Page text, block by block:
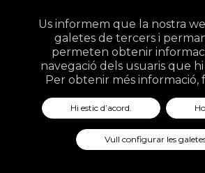
Studio
Us informem que la nostra
galetes de tercers i
permeten obtenir
navegació dels usuaris que
Per obtenir més informació,
Hi estic d’acord.
Vull configurar les